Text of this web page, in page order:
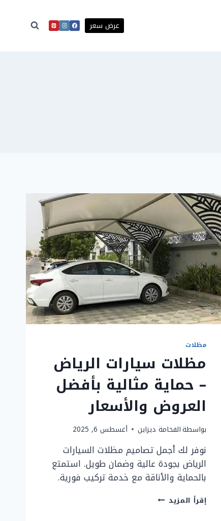
عرض سعر
مظلات
مظلات سيارات الرياض
– حماية مثالية بأفضل
العروض والأسعار
بواسطةالفخامة ديزاين أغسطس 6, 2025
نوفر لك أجمل تصاميم مظلات السيارات
الرياض بجودة عالية وضمان طويل. استمتع
بالحماية والأناقة مع خدمة تركيب فورية.
إقرأ المزيد مظلات